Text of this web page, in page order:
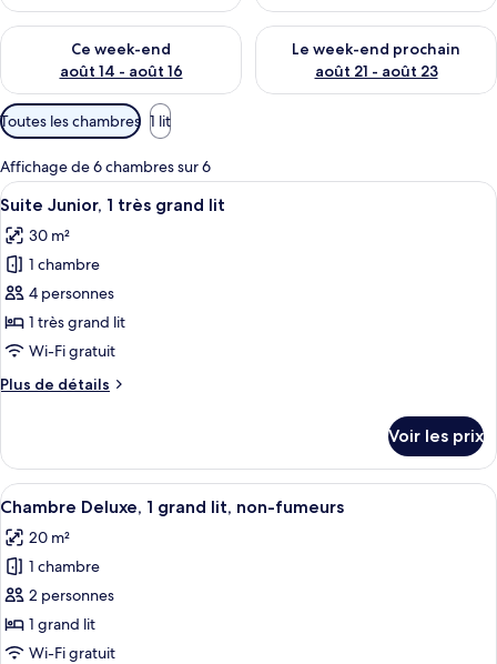
Ce week-end
août 14 - août 16
Vérifier la disponibilité pour ce week-end août 14 - août 16
Le week-end prochain
août 21 - août 23
Vérifier la disponibilité pour
Filtres
disponibles
pour
les
chambres
Toutes les chambres 1 lit
Affichage de 6 chambres sur 6
Afficher
toutes
les
photos
pour
ce
type
chambre :
très
grand
lit
Une chambre d’hôtel avec un lit,
7
Suite Junior, 1 très grand lit
30 m²
1 chambre
4 personnes
1 très grand lit
Wi-Fi gratuit
Plus de détails
Plus
le
type
de
Suite
Junior,
très
grand
lit
Voir les prix
Afficher
toutes
les
photos
pour
ce
type
Chambre Deluxe, 1 grand lit, non-
17
Chambre Deluxe, 1 grand lit, non-fumeurs
20 m²
1 chambre
2 personnes
1 grand lit
Wi-Fi gratuit